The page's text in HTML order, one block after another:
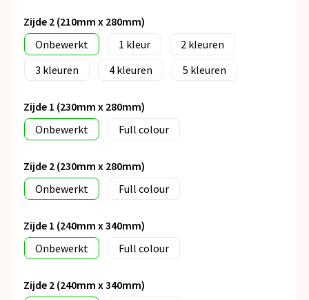
Zijde 2 (210mm x 280mm)
Onbewerkt
1
2
3
4 5
Zijde 1 (230mm x 280mm)
Onbewerkt
Full colour
Zijde 2 (230mm x 280mm)
Onbewerkt
Full colour
Zijde 1 (240mm x 340mm)
Onbewerkt
Full colour
Zijde 2 (240mm x 340mm)